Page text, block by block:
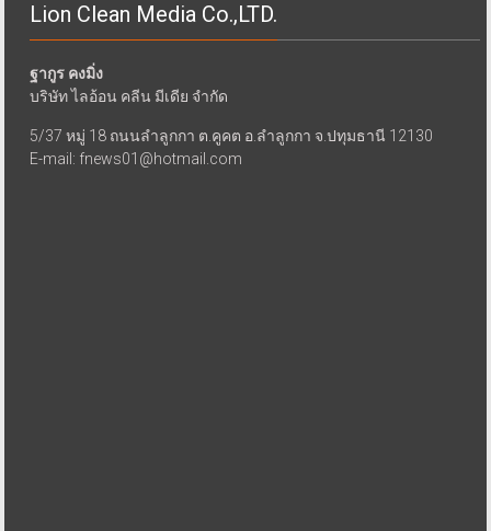
Lion Clean Media Co.,LTD.
ฐากูร คงมิ่ง
บริษัท ไลอ้อน คลีน มีเดีย จำกัด
5/37 หมู่ 18 ถนนลำลูกกา ต.คูคต อ.ลำลูกกา จ.ปทุมธานี 12130
E-mail: fnews01@hotmail.com